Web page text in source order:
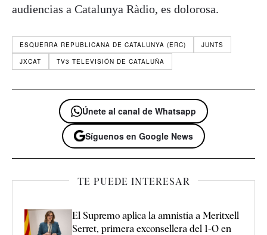
audiencias a Catalunya Ràdio, es dolorosa.
ESQUERRA REPUBLICANA DE CATALUNYA (ERC)
JUNTS
JXCAT
TV3 TELEVISIÓN DE CATALUÑA
Únete al canal de Whatsapp
Síguenos en Google News
TE PUEDE INTERESAR
El Supremo aplica la amnistía a Meritxell
Serret, primera exconsellera del 1-O en